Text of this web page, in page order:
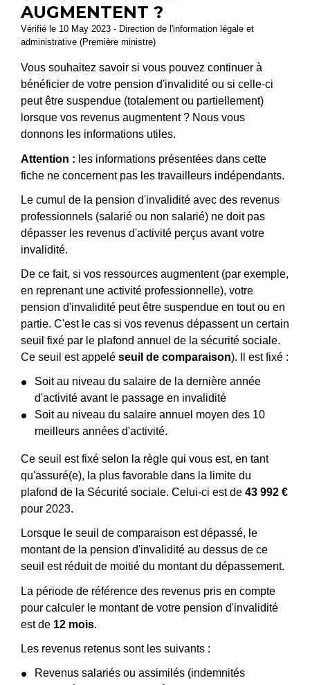
AUGMENTENT ?
Vérifié le 10 May 2023 - Direction de l'information légale et
administrative (Première ministre)
Vous souhaitez savoir si vous pouvez continuer à
bénéficier de votre pension d'invalidité ou si celle-ci
peut être suspendue (totalement ou partiellement)
lorsque vos revenus augmentent ? Nous vous
donnons les informations utiles.
Attention : les informations présentées dans cette
fiche ne concernent pas les travailleurs indépendants.
Le cumul de la pension d'invalidité avec des revenus
professionnels (salarié ou non salarié) ne doit pas
dépasser les revenus d'activité perçus avant votre
invalidité.
De ce fait, si vos ressources augmentent (par exemple,
en reprenant une activité professionnelle), votre
pension d'invalidité peut être suspendue en tout ou en
partie. C'est le cas si vos revenus dépassent un certain
seuil fixé par le plafond annuel de la sécurité sociale.
Ce seuil est appelé seuil de comparaison). Il est fixé :
Soit au niveau du salaire de la dernière année
d'activité avant le passage en invalidité
Soit au niveau du salaire annuel moyen des 10
meilleurs années d'activité.
Ce seuil est fixé selon la règle qui vous est, en tant
qu'assuré(e), la plus favorable dans la limite du
plafond de la Sécurité sociale. Celui-ci est de 43 992 €
pour 2023.
Lorsque le seuil de comparaison est dépassé, le
montant de la pension d'invalidité au dessus de ce
seuil est réduit de moitié du montant du dépassement.
La période de référence des revenus pris en compte
pour calculer le montant de votre pension d'invalidité
est de 12 mois.
Les revenus retenus sont les suivants :
Revenus salariés ou assimilés (indemnités